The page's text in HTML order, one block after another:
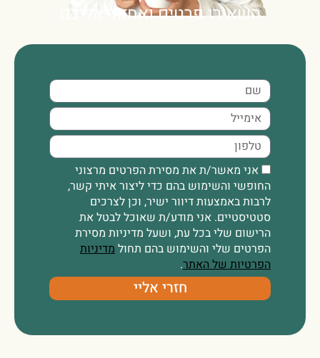
השאירו פרטים ואחזור אליכם
אני מאשר/ת את מסירת הפרטים מרצוני
החופשי והשימוש בהם כדי ליצור איתי קשר,
לרבות באמצעות דיוור ישיר, וכן לצרכים
סטטיסטיים. אני מודע/ת שאוכל לבטל את
הרישום שלי בכל עת, ושעל מדיניות מסירת
הפרטים שלי והשימוש בהם תחול מדיניות
הפרטיות של האתר.
חזרי אליי